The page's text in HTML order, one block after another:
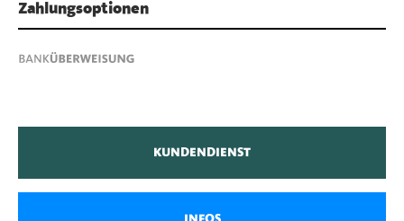
Zahlungsoptionen
KUNDENDIENST